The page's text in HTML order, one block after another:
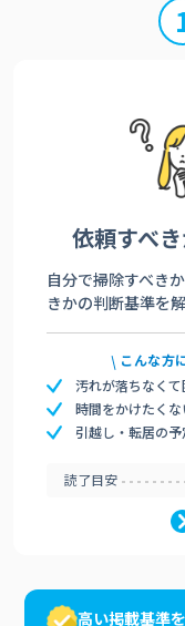
依頼すべ
自分で掃除すべき
きかの判断基準を解
こんな方
汚れが落ちなくて
時間をかけたくな
引越し・転居の予
読了目安
高い掲載基準